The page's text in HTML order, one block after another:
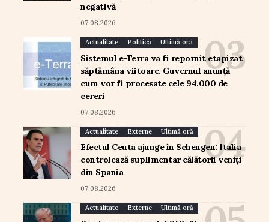
negativă
07.08.2026
Actualitate Politică Ultimă oră
Sistemul e-Terra va fi repornit etapizat
săptămâna viitoare. Guvernul anunță
cum vor fi procesate cele 94.000 de
cereri
07.08.2026
Actualitate Externe Ultimă oră
Efectul Ceuta ajunge în Schengen: Italia
controlează suplimentar călătorii veniți
din Spania
07.08.2026
Actualitate Externe Ultimă oră